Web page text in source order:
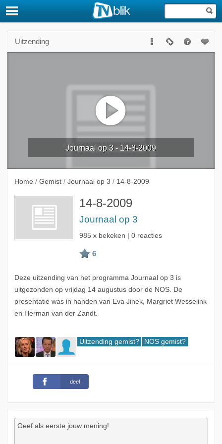
Uitzending
Journaal op 3 - 14-8-2009
Home / Gemist / Journaal op 3 / 14-8-2009
14-8-2009
Journaal op 3
985 x bekeken | 0 reacties
Deze uitzending van het programma Journaal op 3 is
uitgezonden op vrijdag 14 augustus door de NOS. De
presentatie was in handen van Eva Jinek, Margriet Wesselink
en Herman van der Zandt.
Uitzending gemist? NOS gemist?
deel